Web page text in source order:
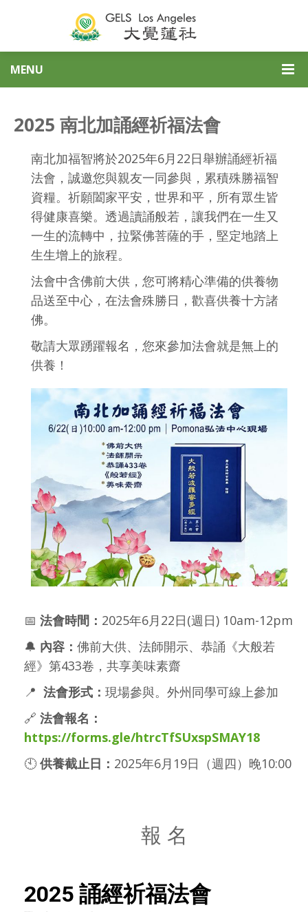
MENU
2025 南北加誦經祈福法會
南北加福智將於2025年6月22日舉辦誦經祈福
法會，誠邀您與親友一同參與，累積殊勝福智
資糧。祈願闔家平安，世界和平，所有眾生皆
得健康喜樂。透過讀誦般若，讓我們在一生又
一生的流轉中，拉緊佛菩薩的手，堅定地踏上
生生增上的旅程。
法會中含佛前大供，您可將精心準備的供養物
品送至中心，在法會殊勝日，歡喜供養十方諸
佛。
敬請大眾踴躍報名，您來參加法會就是無上的
供養！
📅 法會時間： 2025年6月22日(週日) 10am-12pm
🔔 內容： 佛前大供、法師開示、恭誦《大般若
經》第433卷，共享美味素齋
📍 法會形式： 現場參與。外州同學可線上參加
🔗 法會報名：
https://forms.gle/htrcTfSUxspSMAY18
🕙供養截止日： 2025年6月19日（週四）晚10:00
報 名